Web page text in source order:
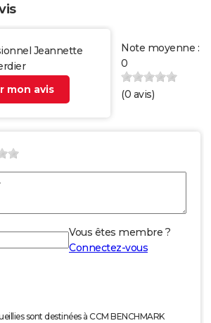
Jeannette
mon avis
Note moyenne :
0
(0 avis)
Vous êtes membre ?
Connectez-vous
sont destinées à CCM BENCHMARK